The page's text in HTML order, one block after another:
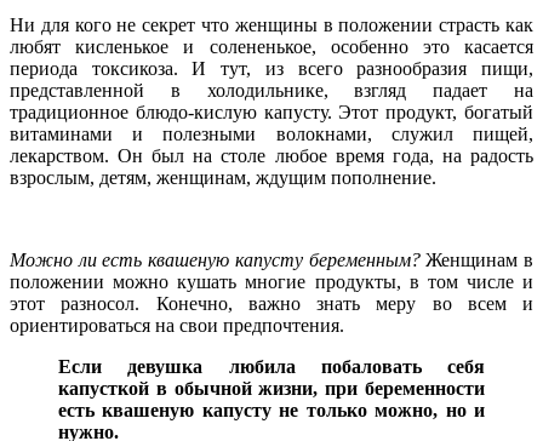
Ни для кого не секрет что женщины в положении страсть как
любят кисленькое и солененькое, особенно это касается
периода токсикоза. И тут, из всего разнообразия пищи,
представленной в холодильнике, взгляд падает на
традиционное блюдо-кислую капусту. Этот продукт, богатый
витаминами и полезными волокнами, служил пищей,
лекарством. Он был на столе любое время года, на радость
взрослым, детям, женщинам, ждущим пополнение.
Можно ли есть квашеную капусту беременным?Женщинам в
положении можно кушать многие продукты, в том числе и
этот разносол. Конечно, важно знать меру во всем и
ориентироваться на свои предпочтения.
Если девушка любила побаловать себя
капусткой в обычной жизни, при беременности
есть квашеную капусту не только можно, но и
нужно.